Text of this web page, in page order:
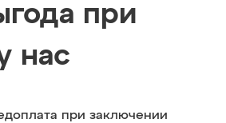
при
нас
при заключении